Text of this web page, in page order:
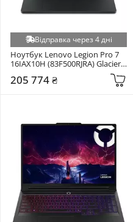
Відправка через 4 дні
Ноутбук Lenovo Legion Pro 7
16IAX10H (83F500RJRA) Glacier
205 774 ₴